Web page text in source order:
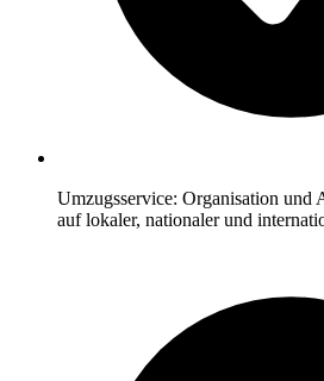
Umzugsservice: Organisation
auf lokaler, nationaler und